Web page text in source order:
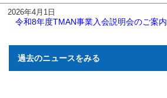
2026年4月1日
令和8年度TMAN事業入会説明会のご案内
過去のニュースをみる